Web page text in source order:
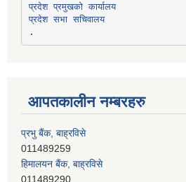
प्रदेश प्रमुखको कार्यालय
प्रदेश सभा सचिवालय
आपतकालीन नम्बरहरु
प्रभु बैंक, बाह्रविसे
011489259
हिमालयन बैंक, बाह्रविसे
011489290